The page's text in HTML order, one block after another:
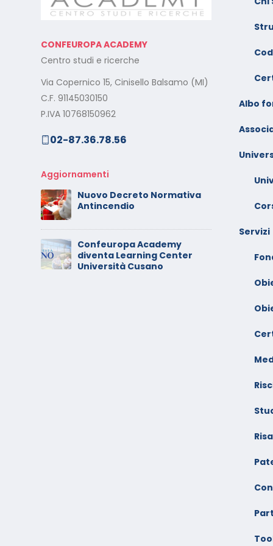
CONFEUROPA ACADEMY
Centro studi e ricerche
Via Copernico 15, Cinisello Balsamo (MI)
C.F. 91145030150
P.IVA 10768150962
02-87.36.78.56
Aggiornamenti
Nuovo Decreto Normativa
Antincendio
Confeuropa Academy
diventa Learning Center
Università Cusano
Albo
Servizi
– Dicembre 2025
Il rilascio degli attestati di
formazione: è un diritto dei
lavoratori
Calendario Corsi
Videoconferenza
Settembre – Ottobre 2025
Calendario Corsi